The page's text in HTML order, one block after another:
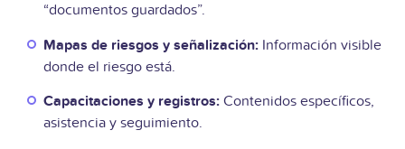
“documentos guardados”.
Mapas de riesgos y señalización: Información visible
donde el riesgo está.
Capacitaciones y registros: Contenidos específicos,
asistencia y seguimiento.